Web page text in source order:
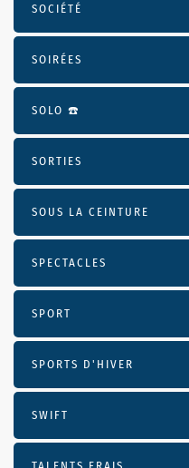
SOCIÉTÉ
SOIRÉES
SOLO ☎️
SORTIES
SOUS LA CEINTURE
SPECTACLES
SPORT
SPORTS D'HIVER
SWIFT